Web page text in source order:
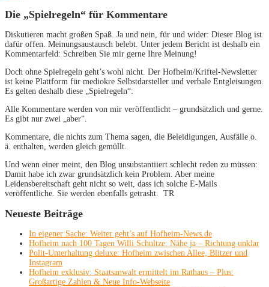
Die „Spielregeln“ für Kommentare
Diskutieren macht großen Spaß. Ja und nein, für und wider: Dieser Blog ist
dafür offen. Meinungsaustausch belebt. Unter jedem Bericht ist deshalb ein
Kommentarfeld: Schreiben Sie mir gerne Ihre Meinung!
Doch ohne Spielregeln geht’s wohl nicht. Der Hofheim/Kriftel-Newsletter
ist keine Plattform für mediokre Selbstdarsteller und verbale Entgleisungen.
Es gelten deshalb diese „Spielregeln“:
Alle Kommentare werden von mir veröffentlicht – grundsätzlich und gerne.
Es gibt nur zwei „aber“.
Kommentare, die nichts zum Thema sagen, die Beleidigungen, Ausfälle o.
ä. enthalten, werden gleich gemüllt.
Und wenn einer meint, den Blog unsubstantiiert schlecht reden zu müssen:
Damit habe ich zwar grundsätzlich kein Problem. Aber meine
Leidensbereitschaft geht nicht so weit, dass ich solche E-Mails
veröffentliche. Sie werden ebenfalls getrasht. TR
Neueste Beiträge
In eigener Sache: Weiter geht’s auf Hofheim-News.de
Hofheim nach 100 Tagen Willi Schultze: Nähe ja – Richtung unklar
Polit-Unterhaltung deluxe: Hofheim zwischen Allee, Blitzer und
Instagram
Hofheim exklusiv: Staatsanwalt ermittelt im Rathaus – Plus:
Großartige Zahlen & Neue Info-Webseite